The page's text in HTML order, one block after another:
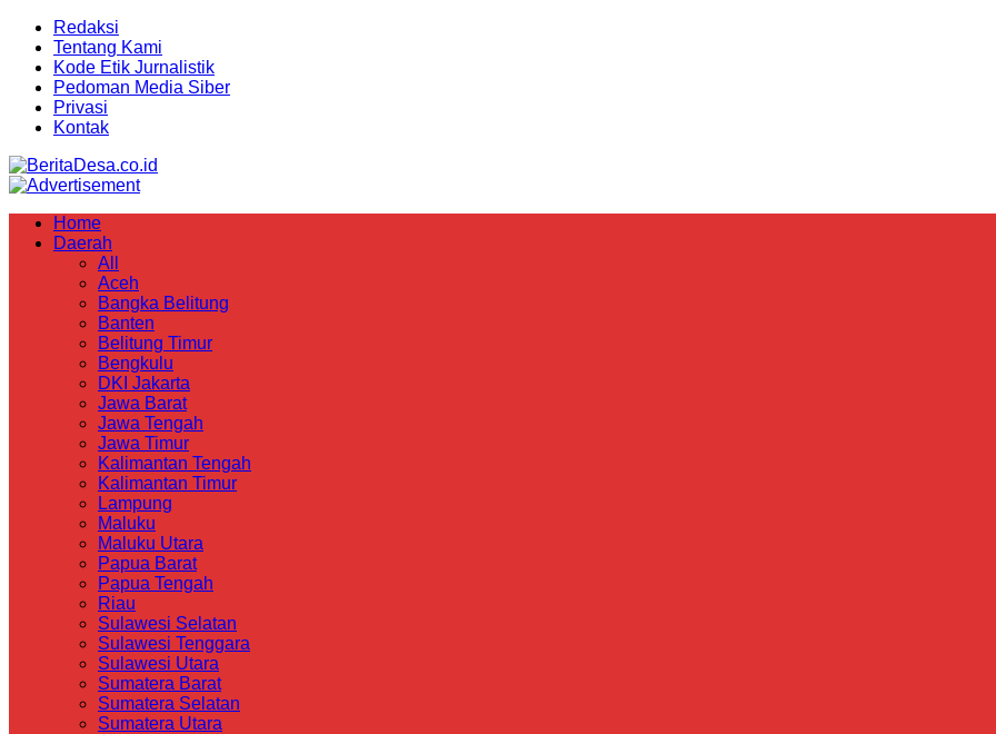
Redaksi
Tentang Kami
Kode Etik Jurnalistik
Pedoman Media Siber
Privasi
Kontak
Home
Daerah
All
Aceh
Bangka Belitung
Banten
Belitung Timur
Bengkulu
DKI Jakarta
Jawa Barat
Jawa Tengah
Jawa Timur
Kalimantan Tengah
Kalimantan Timur
Lampung
Maluku
Maluku Utara
Papua Barat
Papua Tengah
Riau
Sulawesi Selatan
Sulawesi Tenggara
Sulawesi Utara
Sumatera Barat
Sumatera Selatan
Sumatera Utara